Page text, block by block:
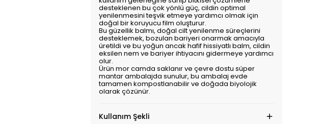
desteklenen bu çok yönlü güç, cildin optimal
yenilenmesini teşvik etmeye yardımcı olmak için
doğal bir koruyucu film oluşturur.
Bu güzellik balmı, doğal cilt yenilenme süreçlerini
desteklemek, bozulan bariyeri onarmak amacıyla
üretildi ve bu yoğun ancak hafif hissiyatlı balm, cildin
eksilen nem ve bariyer ihtiyacını gidermeye yardımcı
olur.
Ürün mor camda saklanır ve çevre dostu süper
mantar ambalajda sunulur, bu ambalaj evde
tamamen kompostlanabilir ve doğada biyolojik
olarak çözünür.
Kullanım Şekli